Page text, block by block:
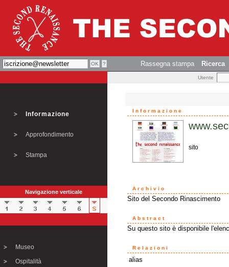
Rassegna stampa Ricerca
Utente
Informazione
Approfondimento
Stampa
Navigazione verticale
Museo
Ospitalità
Informazione
sito
Archivio
Sito del Secondo Rinascimento
Abstract
Su questo sito è disponibile
Relazioni
alias